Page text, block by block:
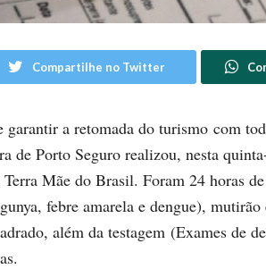
Compartilhe no Twitter
a retomada do turismo com
de Porto Seguro realizou, nesta
Mãe do Brasil. Foram 24 horas
febre amarela e dengue), mutirão
além da testagem (Exames de